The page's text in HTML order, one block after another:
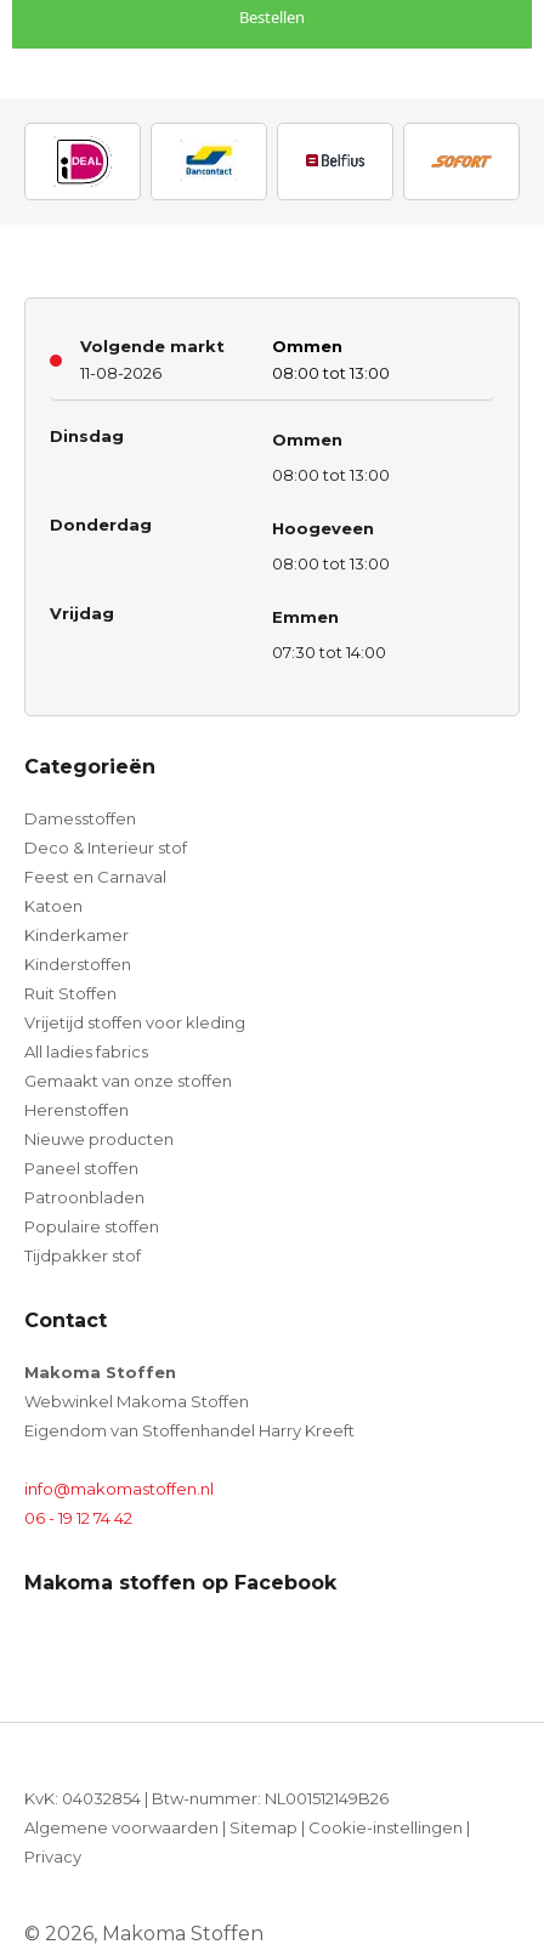
Bestellen
Volgende markt
11-08-2026
Ommen
08:00 tot 13:00
Dinsdag
Ommen
08:00 tot 13:00
Donderdag
Hoogeveen
08:00 tot 13:00
Vrijdag
Emmen
07:30 tot 14:00
Categorieën
Damesstoffen
Deco & Interieur stof
Feest en Carnaval
Katoen
Kinderkamer
Kinderstoffen
Ruit Stoffen
Vrijetijd stoffen voor kleding
All ladies fabrics
Gemaakt van onze stoffen
Herenstoffen
Nieuwe producten
Paneel stoffen
Patroonbladen
Populaire stoffen
Tijdpakker stof
Contact
Makoma Stoffen
Webwinkel Makoma Stoffen
Eigendom van Stoffenhandel Harry Kreeft
info@makomastoffen.nl
06 - 19 12 74 42
Makoma stoffen op Facebook
© 2026, Makoma Stoffen
KvK: 04032854 | Btw-nummer: NL001512149B26
Algemene voorwaarden | Sitemap | Cookie-instellingen |
Privacy